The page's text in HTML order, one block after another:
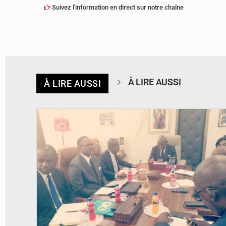
Suivez l'information en direct sur notre chaîne
À LIRE AUSSI À LIRE AUSSI